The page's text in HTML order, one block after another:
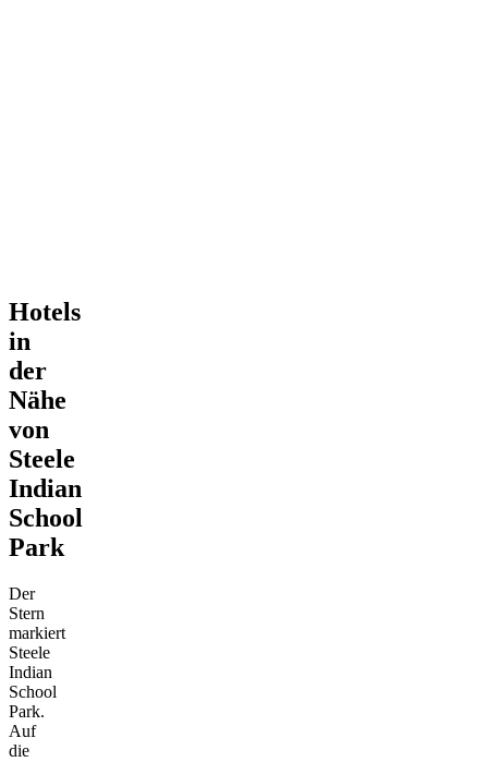
Hotels
in
der
Nähe
von
Steele
Indian
School
Park
Der
Stern
markiert
Steele
Indian
School
Park.
Auf
die